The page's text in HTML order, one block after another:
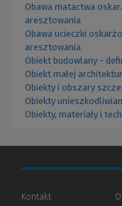
Obawa matactwa
aresztowania
Obawa ucieczki
aresztowania
Obiekt budowlany -
Obiekt małej
Obiekty i obszary
Obiekty
Obiekty, materiały i
Kontakt